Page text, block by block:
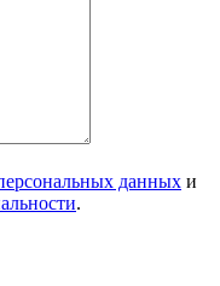
данных и
.